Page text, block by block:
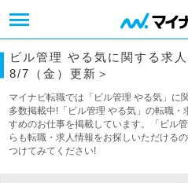
ビル管理 やる気に関する求
8/7（金）更新＞
マイナビ転職では「ビル管理 やる気」に
多数掲載中!「ビル管理 やる気」の転職
すめのお仕事を掲載しています。「ビル
らも転職・求人情報をお探しいただける
つけてみてください!